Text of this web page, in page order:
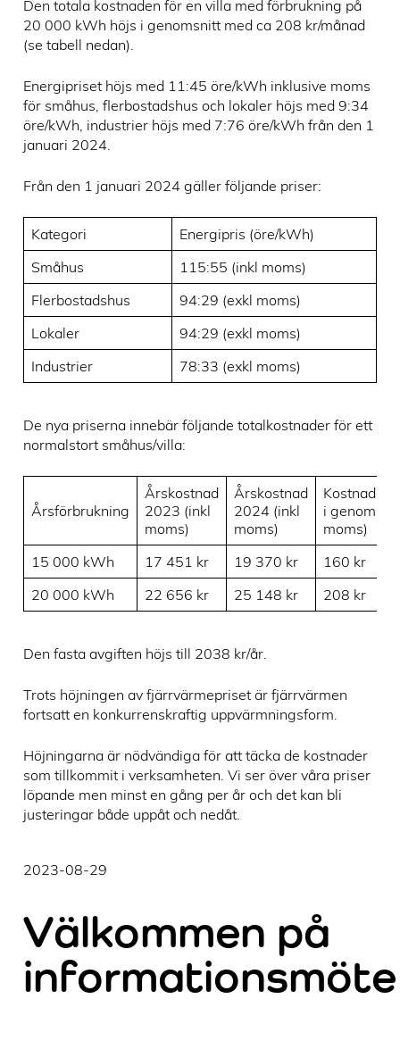
Den totala kostnaden för en villa med förbrukning på
20 000 kWh höjs i genomsnitt med ca 208 kr/månad
(se tabell nedan).
Energipriset höjs med 11:45 öre/kWh inklusive moms
för småhus, flerbostadshus och lokaler höjs med 9:34
öre/kWh, industrier höjs med 7:76 öre/kWh från den 1
januari 2024.
Från den 1 januari 2024 gäller följande priser:
Kategori
Energipris (öre/kWh)
Småhus
115:55 (inkl moms)
Flerbostadshus
94:29 (exkl moms)
Lokaler
94:29 (exkl moms)
Industrier
78:33 (exkl moms)
De nya priserna innebär följande totalkostnader för ett
normalstort småhus/villa:
Årsförbrukning
Årskostnad
2023 (inkl
moms)
Årskostnad
2024 (inkl
moms)
i
moms)
15 000 kWh
17 451 kr 19 370 kr
160 kr
20 000 kWh
22 656 kr 25 148 kr 208 kr
Den fasta avgiften höjs till 2038 kr/år.
Trots höjningen av fjärrvärmepriset är fjärrvärmen
fortsatt en konkurrenskraftig uppvärmningsform.
Höjningarna är nödvändiga för att täcka de kostnader
som tillkommit i verksamheten. Vi ser över våra priser
löpande men minst en gång per år och det kan bli
justeringar både uppåt och nedåt.
2023-08-29
Välkommen på
informationsmöte